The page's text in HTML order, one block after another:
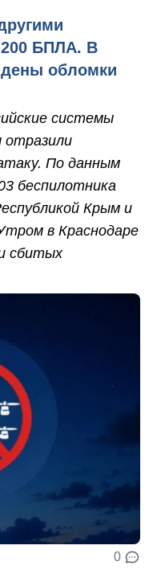
200 БПЛА. В
обломки
системы
отразили
По данным
беспилотника
Крым и
в Краснодаре
сбитых
0